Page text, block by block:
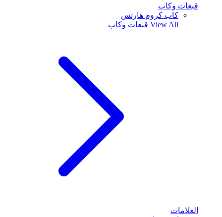
قبعات وكاب
كاب كروم هارتس
View All قبعات وكاب
العلامات